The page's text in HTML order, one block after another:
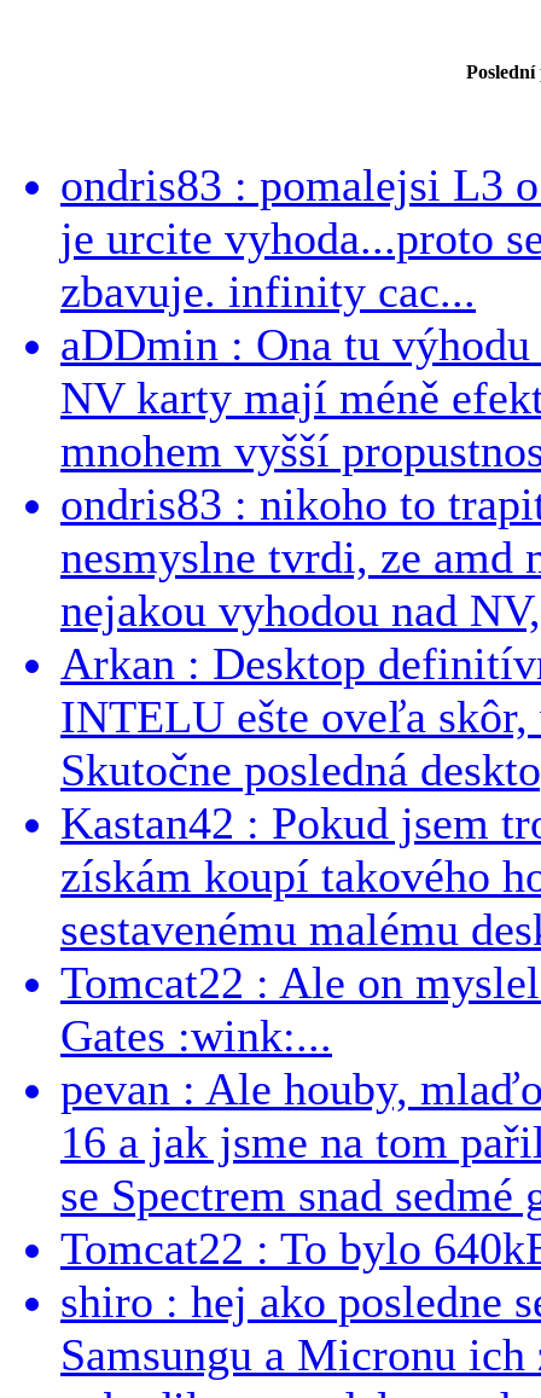
ondris83 : pomalejsi L3
je urcite vyhoda...proto
zbavuje. infinity cac...
aDDmin : Ona tu
NV karty mají méně
mnohem vyšší
ondris83 : nikoho to
nesmyslne tvrdi, ze
nejakou vyhodou nad
Arkan : Desktop
INTELU ešte oveľa
Skutočne posledná
Kastan42 : Pokud jsem
získám koupí takového
sestavenému malému
Tomcat22 : Ale on
Gates :wink:...
pevan : Ale houby,
16 a jak jsme na tom
se Spectrem snad sedmé
Tomcat22 : To bylo
shiro : hej ako posledne
Samsungu a Micronu